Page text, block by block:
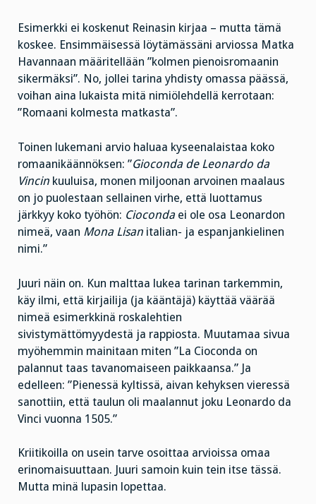
Esimerkki ei koskenut Reinasin kirjaa – mutta tämä
koskee. Ensimmäisessä löytämässäni arviossa Matka
Havannaan määritellään ”kolmen pienoisromaanin
sikermäksi”. No, jollei tarina yhdisty omassa päässä,
voihan aina lukaista mitä nimiölehdellä kerrotaan:
”Romaani kolmesta matkasta”.
Toinen lukemani arvio haluaa kyseenalaistaa koko
romaanikäännöksen: ”Gioconda de Leonardo da
Vincin kuuluisa, monen miljoonan arvoinen maalaus
on jo puolestaan sellainen virhe, että luottamus
järkkyy koko työhön: Cioconda ei ole osa Leonardon
nimeä, vaan Mona Lisan italian- ja espanjankielinen
nimi.”
Juuri näin on. Kun malttaa lukea tarinan tarkemmin,
käy ilmi, että kirjailija (ja kääntäjä) käyttää väärää
nimeä esimerkkinä roskalehtien
sivistymättömyydestä ja rappiosta. Muutamaa sivua
myöhemmin mainitaan miten ”La Cioconda on
palannut taas tavanomaiseen paikkaansa.” Ja
edelleen: ”Pienessä kyltissä, aivan kehyksen vieressä
sanottiin, että taulun oli maalannut joku Leonardo da
Vinci vuonna 1505.”
Kriitikoilla on usein tarve osoittaa arvioissa omaa
erinomaisuuttaan. Juuri samoin kuin tein itse tässä.
Mutta minä lupasin lopettaa.